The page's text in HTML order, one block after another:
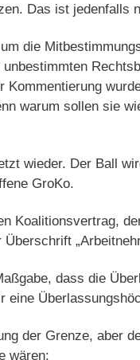
Das ist jedenfalls
die
Kommentierung
warum sollen sie
wieder. Der Ball
GroKo.
Koalitionsvertrag,
dass die
eine
der Grenze, aber
wären: